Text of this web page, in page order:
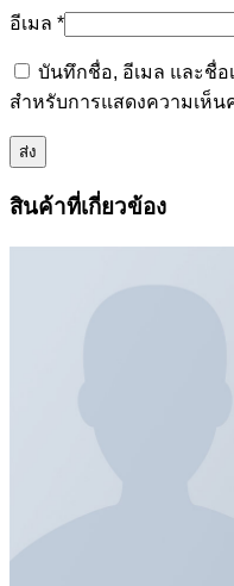
อีเมล *
บันทึกชื่อ, อีเมล และชื่อ
สำหรับการแสดงความเห็น
สินค้าที่เกี่ยวข้อง